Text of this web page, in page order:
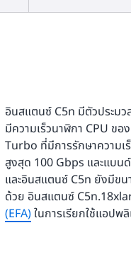
อินสแตนซ์ C5n มีตัวประม
มีความเร็วนาฬิกา CPU ข
Turbo ที่มีการรักษาความ
สูงสุด 100 Gbps และแบน
และอินสแตนซ์ C5n ยังมีข
ด้วย อินสแตนซ์
(EFA)ในการเรียกใช้แอปพ